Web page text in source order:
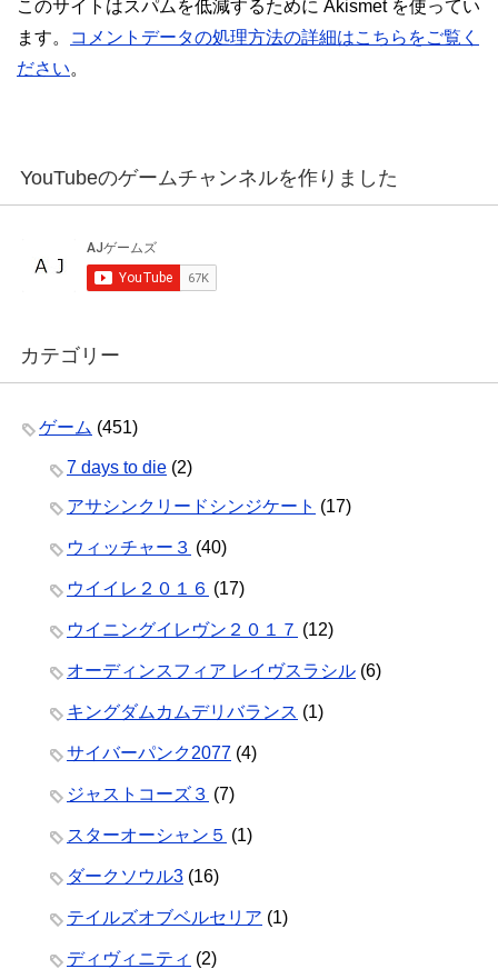
このサイトはスパムを低減するために Akismet を使ってい
ます。
コメントデータの処理方法の詳細はこちらをご覧く
ださい。
YouTubeのゲームチャンネルを作りました
カテゴリー
ゲーム (451)
7 days to die (2)
アサシンクリードシンジケート (17)
ウィッチャー３ (40)
ウイイレ２０１６ (17)
ウイニングイレヴン２０１７ (12)
オーディンスフィア レイヴスラシル (6)
キングダムカムデリバランス (1)
サイバーパンク2077 (4)
ジャストコーズ３ (7)
スターオーシャン５ (1)
ダークソウル3 (16)
テイルズオブベルセリア (1)
ディヴィニティ (2)